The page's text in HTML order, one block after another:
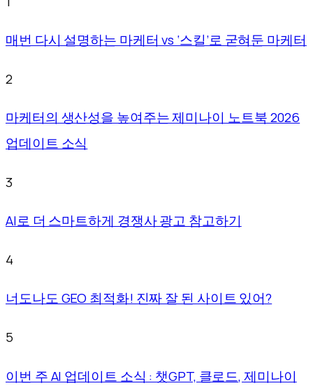
매번 다시 설명하는 마케터 vs ‘스킬’로 굳혀둔 마케터
2
마케터의 생산성을 높여주는 제미나이 노트북 2026
업데이트 소식
3
AI로 더 스마트하게 경쟁사 광고 참고하기
4
너도나도 GEO 최적화! 진짜 잘 된 사이트 있어?
5
이번 주 AI 업데이트 소식 : 챗GPT, 클로드, 제미나이